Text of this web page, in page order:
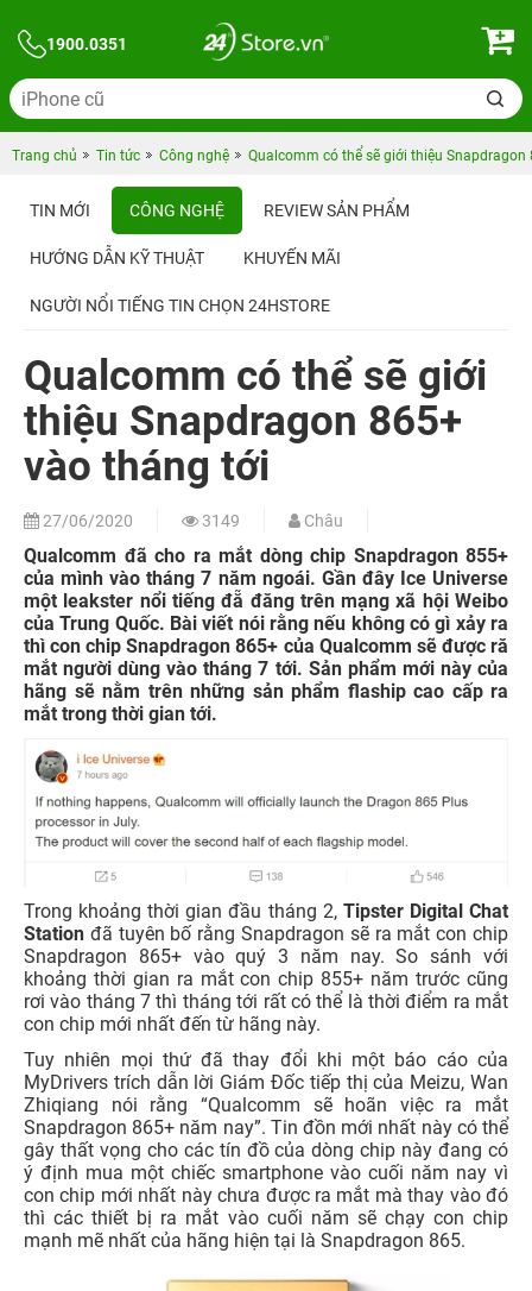
1900.0351
Trang chủ Tin tức Công nghệ Qualcomm có thể sẽ giới thiệu
TIN MỚI CÔNG NGHỆ REVIEW SẢN PHẨM
HƯỚNG DẪN KỸ THUẬT KHUYẾN MÃI
NGƯỜI NỔI TIẾNG TIN CHỌN 24HSTORE
Qualcomm có thể sẽ giới
thiệu Snapdragon 865+
vào tháng tới
27/06/2020 3149 Châu
Qualcomm đã cho ra mắt dòng chip Snapdragon 855+
của mình vào tháng 7 năm ngoái. Gần đây Ice Universe
một leakster nổi tiếng đẵ đăng trên mạng xã hội Weibo
của Trung Quốc. Bài viết nói rằng nếu không có gì xảy ra
thì con chip Snapdragon 865+ của Qualcomm sẽ được ră
mắt người dùng vào tháng 7 tới. Sản phẩm mới này của
hãng sẽ nằm trên những sản phẩm flaship cao cấp ra
mắt trong thời gian tới.
Trong khoảng thời gian đầu tháng 2, Tipster Digital Chat
Station đã tuyên bố rằng Snapdragon sẽ ra mắt con chip
Snapdragon 865+ vào quý 3 năm nay. So sánh với
khoảng thời gian ra mắt con chip 855+ năm trước cũng
rơi vào tháng 7 thì tháng tới rất có thể là thời điểm ra mắt
con chip mới nhất đến từ hãng này.
Tuy nhiên mọi thứ đã thay đổi khi một báo cáo của
MyDrivers trích dẫn lời Giám Đốc tiếp thị của Meizu, Wan
Zhiqiang nói rằng “Qualcomm sẽ hoãn việc ra mắt
Snapdragon 865+ năm nay”. Tin đồn mới nhất này có thể
gây thất vọng cho các tín đồ của dòng chip này đang có
ý định mua một chiếc smartphone vào cuối năm nay vì
con chip mới nhất này chưa được ra mắt mà thay vào đó
thì các thiết bị ra mắt vào cuối năm sẽ chạy con chip
mạnh mẽ nhất của hãng hiện tại là Snapdragon 865.